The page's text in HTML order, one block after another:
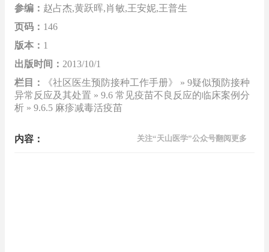
参编： 赵占杰,黄跃晖,肖敏,王安妮,王普生
页码： 146
版本： 1
出版时间： 2013/10/1
栏目：
《社区医生预防接种工作手册》 » 9疑似预防接种
异常反应及其处置 » 9.6 常见疫苗不良反应的临床案例分
析 » 9.6.5 麻疹减毒活疫苗
内容： 关注“天山医学”公众号翻阅更多